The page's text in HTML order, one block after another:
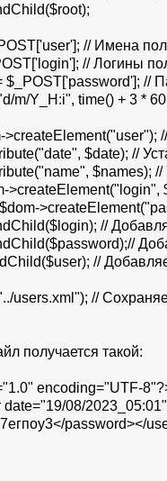
// Имена
// Логины
$_POST['password']; //
m/Y_H:i", time() + 3 *
>createElement("user");
$date); //
$names);
>createElement("login",
//
//
users.xml"); //
получается такой:
encoding="UTF-
date="19/08/
password></